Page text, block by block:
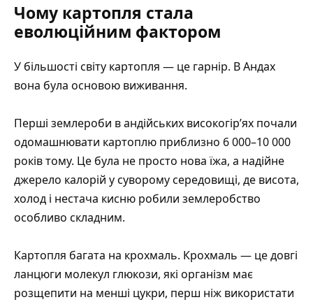
Чому картопля стала
еволюційним фактором
У більшості світу картопля — це гарнір. В Андах
вона була основою виживання.
Перші землероби в андійських високогір’ях почали
одомашнювати картоплю приблизно 6 000–10 000
років тому. Це була не просто нова їжа, а надійне
джерело калорій у суворому середовищі, де висота,
холод і нестача кисню робили землеробство
особливо складним.
Картопля багата на крохмаль. Крохмаль — це довгі
ланцюги молекул глюкози, які організм має
розщепити на менші цукри, перш ніж використати